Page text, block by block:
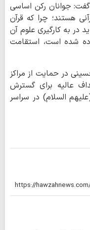
گفت: جوانان رکن اساسی
هستند؛ چرا که قرآن
در به کارگیری علوم آن
شده است، استقامت
در حمایت از مراکز
عالیه برای گسترش
السلام) در سراسر